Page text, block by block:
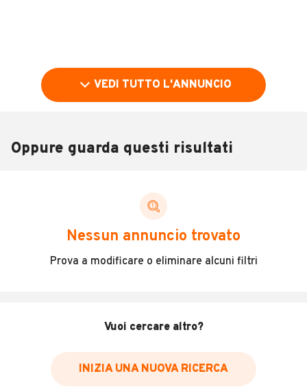
Vienici a trovare nel nostro punto vendita:
oppure contattaci ai numeri:
MOSTRA NUMERO
VEDI TUTTO L'ANNUNCIO
Oppure guarda questi risultati
Nessun annuncio trovato
Prova a modificare o eliminare alcuni filtri
Vuoi cercare altro?
INIZIA UNA NUOVA RICERCA